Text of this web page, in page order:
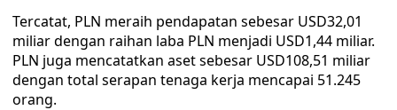
Tercatat, PLN meraih pendapatan sebesar USD32,01
miliar dengan raihan laba PLN menjadi USD1,44 miliar.
PLN juga mencatatkan aset sebesar USD108,51 miliar
dengan total serapan tenaga kerja mencapai 51.245
orang.